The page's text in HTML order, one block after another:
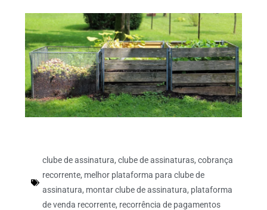
clube de assinatura,clube de assinaturas,cobrança
recorrente, melhor plataforma para clube de
assinatura, montar clube de assinatura, plataforma
de venda recorrente, recorrência de pagamentos